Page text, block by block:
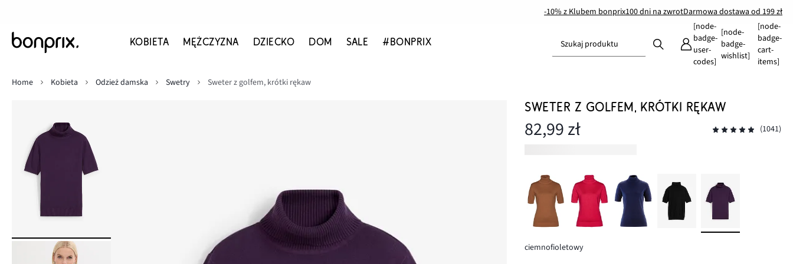
-10% z Klubem bonprix100 dni na zwrotDarmowa dostawa od 199 zł
KOBIETA MĘŻCZYZNA DZIECKO DOM SALE #BONPRIX Szukaj produktu
[node-
badge-
user-
codes]
[node-
badge-
wishlist]
[node-
badge-
cart-
items]
Home
Kobieta Odzież damska Swetry Sweter z golfem, krótki rękaw
SWETER Z GOLFEM, KRÓTKI RĘKAW
82,99 zł (1041)
ciemnofioletowy